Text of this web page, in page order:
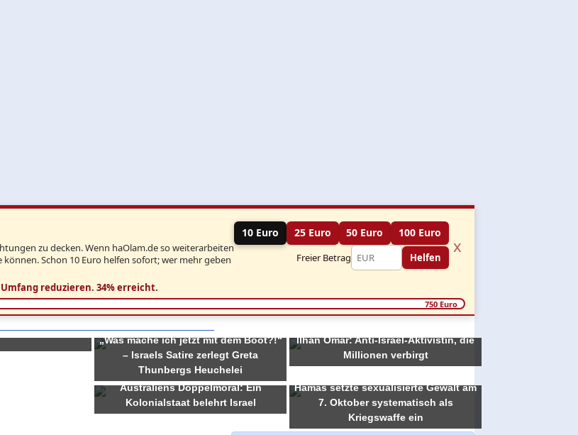
zu decken. Wenn haOlam.de so weiterarbeiten
können. Schon 10 Euro helfen sofort; wer mehr geben
10 Euro 25 Euro 50 Euro 100 Euro
Freier Betrag Helfen
x
reduzieren. 34% erreicht.
750 Euro
zur
„Was mache ich jetzt mit dem Boot?!“
– Israels Satire zerlegt Greta
Thunbergs Heuchelei
Ilhan Omar: Anti-Israel-Aktivistin, die
Millionen verbirgt
Australiens Doppelmoral: Ein
Kolonialstaat belehrt Israel
Hamas setzte sexualisierte Gewalt am
7. Oktober systematisch als
Kriegswaffe ein